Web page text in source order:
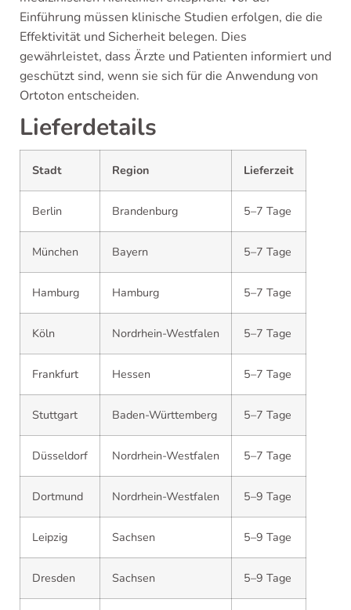
Einführung müssen klinische Studien erfolgen, die die
Effektivität und Sicherheit belegen. Dies
gewährleistet, dass Ärzte und Patienten informiert und
geschützt sind, wenn sie sich für die Anwendung von
Ortoton entscheiden.
Lieferdetails
Stadt Region Lieferzeit
Berlin Brandenburg 5–7 Tage
München Bayern 5–7 Tage
Hamburg Hamburg 5–7 Tage
Köln Nordrhein-Westfalen 5–7 Tage
Frankfurt Hessen 5–7 Tage
Stuttgart Baden-Württemberg 5–7 Tage
Düsseldorf Nordrhein-Westfalen 5–7 Tage
Dortmund Nordrhein-Westfalen 5–9 Tage
Leipzig Sachsen 5–9 Tage
Dresden Sachsen 5–9 Tage